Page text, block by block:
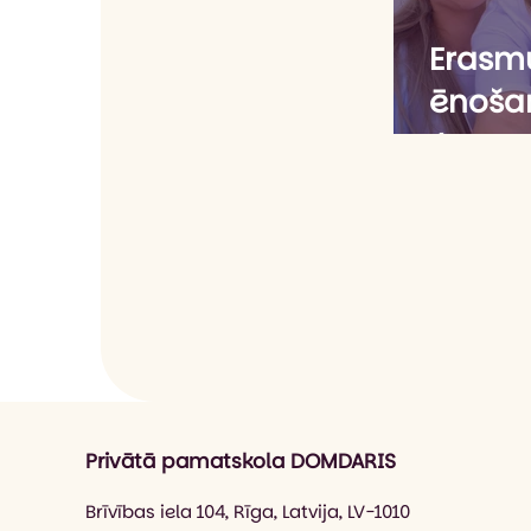
Privātā pamatskola DOMDARIS
Brīvības iela 104, Rīga, Latvija, LV-1010